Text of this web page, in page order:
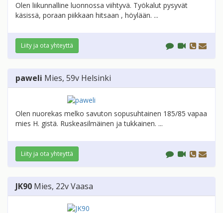
Olen liikunnalline luonnossa viihtyvä. Työkalut pysyvät
käsissä, poraan piikkaan hitsaan , höylään. ...
Liity ja ota yhteyttä
paweli Mies, 59v Helsinki
Olen nuorekas melko savuton sopusuhtainen 185/85 vapaa
mies H. gistä. Ruskeasilmäinen ja tukkainen. ...
Liity ja ota yhteyttä
JK90 Mies, 22vVaasa